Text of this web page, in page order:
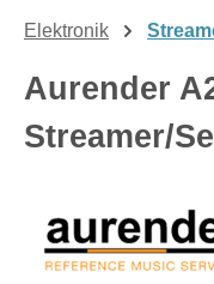
Elektronik
Aurender
Streamer/